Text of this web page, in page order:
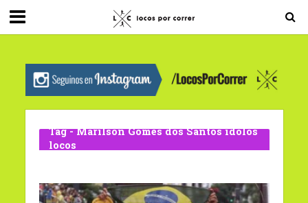
G-0X2PD3RFLV
Tag - Marílson Gomes dos Santos ídolos
locos